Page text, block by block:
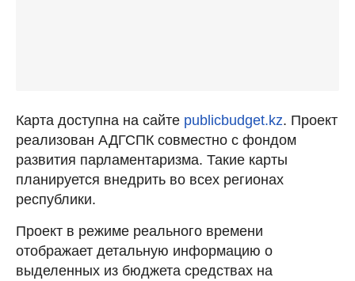
Карта доступна на сайте publicbudget.kz. Проект
реализован АДГСПК совместно с фондом
развития парламентаризма. Такие карты
планируется внедрить во всех регионах
республики.
Проект в режиме реального времени
отображает детальную информацию о
выделенных из бюджета средствах на